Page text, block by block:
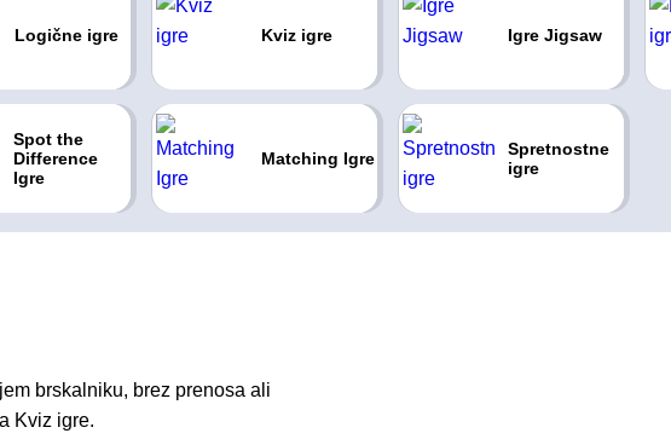
Logične igre Kviz igre Igre Jigsaw
Spot the
Difference
Igre
Matching Igre
Spretnostne
igre
brskalniku, brez prenosa ali
Kviz igre.